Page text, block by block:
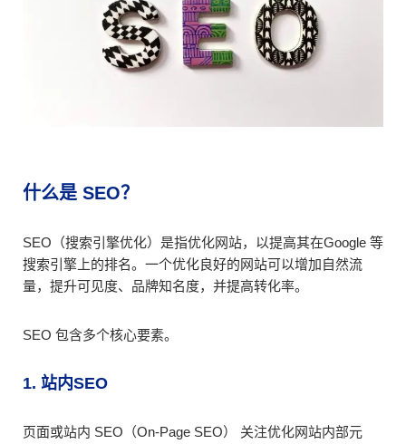
什么是 SEO？
SEO（搜索引擎优化）是指优化网站，以提高其在Google 等
搜索引擎上的排名。一个优化良好的网站可以增加自然流
量，提升可见度、品牌知名度，并提高转化率。
SEO 包含多个核心要素。
1. 站内SEO
页面或站内 SEO（On-Page SEO） 关注优化网站内部元